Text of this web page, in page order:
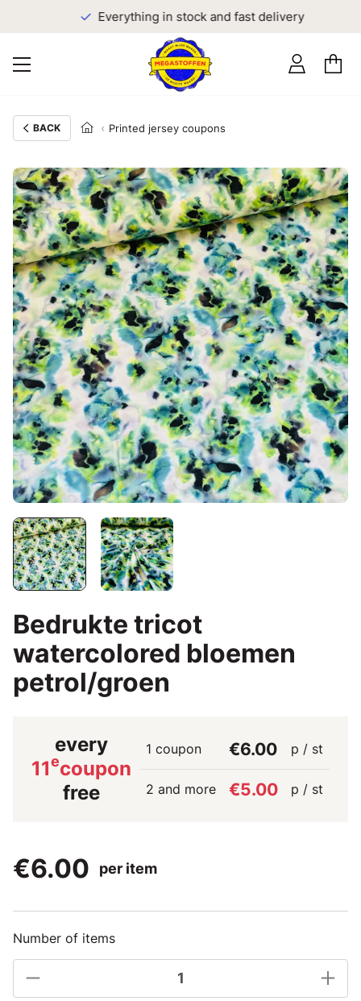
Everything in stock and fast delivery
BACK Printed jersey coupons
Bedrukte tricot
watercolored bloemen
petrol/groen
every
11ecoupon
free
1 coupon €6.00 p / st
2 and more €5.00 p / st
€6.00 per item
Number of items